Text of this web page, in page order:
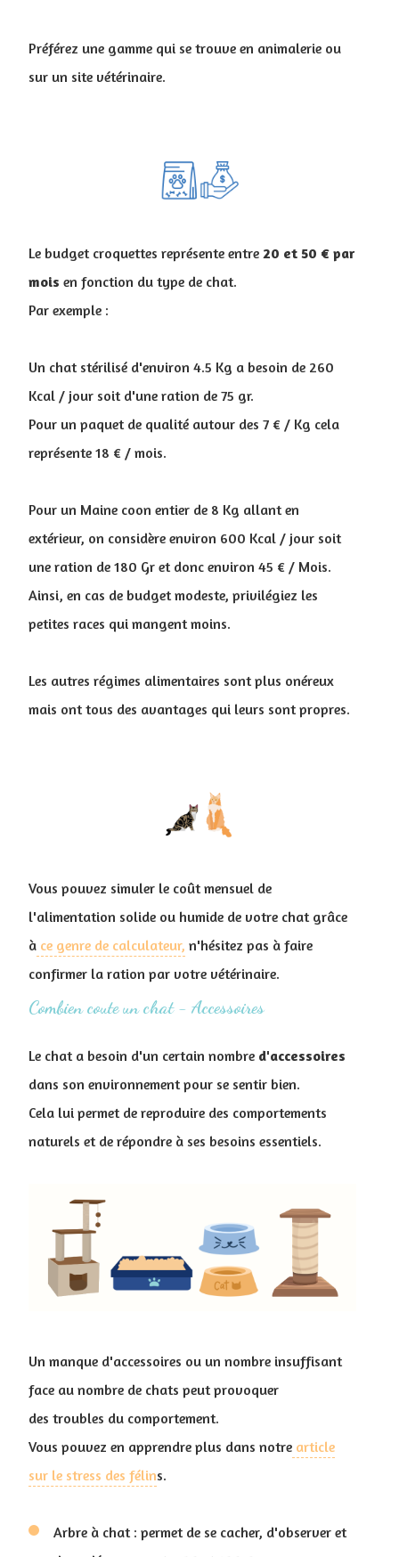
Préférez une gamme qui se trouve en animalerie ou
sur un site vétérinaire.
Le budget croquettes représente entre 20 et 50 € par
mois en fonction du type de chat.
Par exemple :
Un chat stérilisé d'environ 4.5 Kg a besoin de 260
Kcal / jour soit d'une ration de 75 gr.
Pour un paquet de qualité autour des 7 € / Kg cela
représente 18 € / mois.
Pour un Maine coon entier de 8 Kg allant en
extérieur, on considère environ 600 Kcal / jour soit
une ration de 180 Gr et donc environ 45 € / Mois.
Ainsi, en cas de budget modeste, privilégiez les
petites races qui mangent moins.
Les autres régimes alimentaires sont plus onéreux
mais ont tous des avantages qui leurs sont propres.
Vous pouvez simuler le coût mensuel de
l'alimentation solide ou humide de votre chat grâce
à ce genre de calculateur, n'hésitez pas à faire
confirmer la ration par votre vétérinaire.
Combien coute un chat - Accessoires
Le chat a besoin d'un certain nombre d'accessoires
dans son environnement pour se sentir bien.
Cela lui permet de reproduire des comportements
naturels et de répondre à ses besoins essentiels.
Un manque d'accessoires ou un nombre insuffisant
face au nombre de chats peut provoquer
des troubles du comportement.
Vous pouvez en apprendre plus dans notre article
sur le stress des félins.
Arbre à chat : permet de se cacher, d'observer et